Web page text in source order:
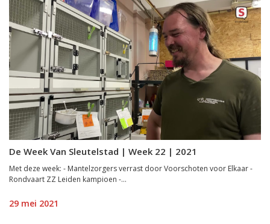
De Week Van Sleutelstad | Week 22 | 2021
Met deze week: - Mantelzorgers verrast door Voorschoten voor Elkaar -
Rondvaart ZZ Leiden kampioen -...
29 mei 2021